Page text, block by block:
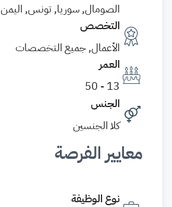
الصومال, سوريا, تونس, اليمن
التخصص
الأعمال, جميع التخصصات
العمر
13 - 50
الجنس
كلا الجنسين
معايير الفرصة
نوع الوظيفة